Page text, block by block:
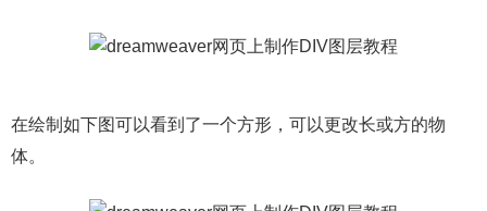
在绘制如下图可以看到了一个方形，可以更改长或方的物
体。